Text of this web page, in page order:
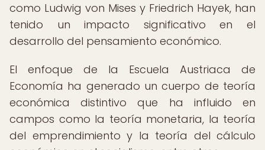
como Ludwig von Mises y Friedrich Hayek, han
tenido un impacto significativo en el
desarrollo del pensamiento económico.
El enfoque de la Escuela Austriaca de
Economía ha generado un cuerpo de teoría
económica distintivo que ha influido en
campos como la teoría monetaria, la teoría
del emprendimiento y la teoría del cálculo